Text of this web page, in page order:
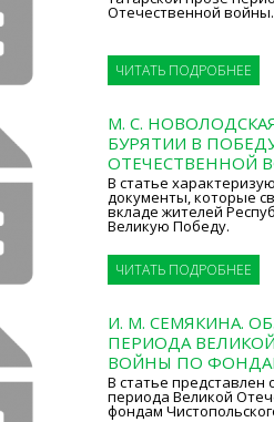
Отечественной войны.
ЧИТАТЬ ПОДРОБНЕЕ
М. С.
БУРЯТИИ В
ОТЕЧЕСТВЕННОЙ
В статье
документы, которые
вкладе жителей
Великую Победу.
ЧИТАТЬ ПОДРОБНЕЕ
И. М. СЕМЯКИНА.
ПЕРИОДА
ВОЙНЫ ПО
В статье представлен
периода Великой
фондам